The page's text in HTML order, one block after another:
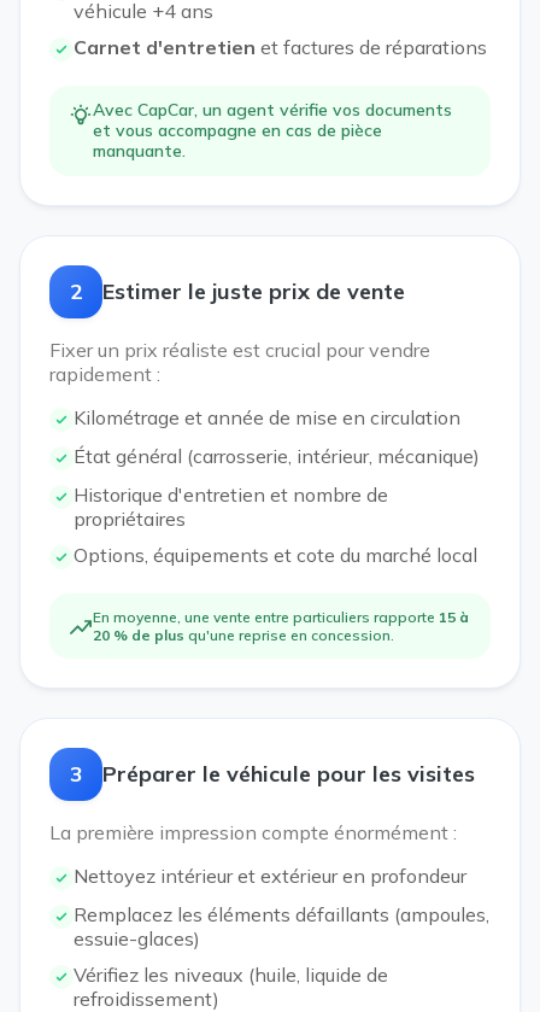
véhicule +4 ans
Carnet d'entretien et factures de réparations
Avec CapCar, un agent vérifie vos documents
et vous accompagne en cas de pièce
manquante.
2 Estimer le juste prix de vente
Fixer un prix réaliste est crucial pour vendre
rapidement :
Kilométrage et année de mise en circulation
État général (carrosserie, intérieur, mécanique)
Historique d'entretien et nombre de
propriétaires
Options, équipements et cote du marché local
En moyenne, une vente entre particuliers rapporte 15 à
20 % de plus qu'une reprise en concession.
3 Préparer le véhicule pour les visites
La première impression compte énormément :
Nettoyez intérieur et extérieur en profondeur
Remplacez les éléments défaillants (ampoules,
essuie-glaces)
Vérifiez les niveaux (huile, liquide de
refroidissement)